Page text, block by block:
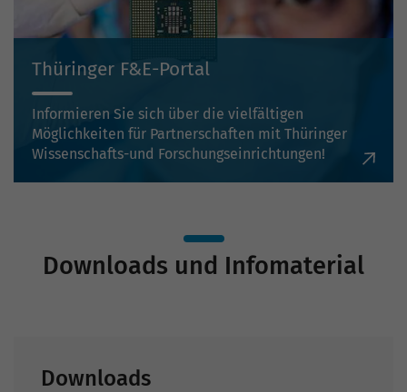
Thüringer F&E-Portal
Informieren Sie sich über die vielfältigen
Möglichkeiten für Partnerschaften mit Thüringer
Wissenschafts-und Forschungseinrichtungen!
Downloads und Infomaterial
Downloads